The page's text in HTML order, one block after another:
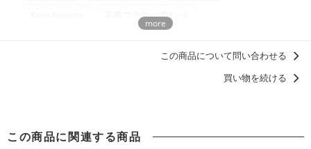
商用利用についての詳細はこちら
花柄 フラワープリント
この商品について問い合わせる
買い物を続ける
この商品に関連する商品